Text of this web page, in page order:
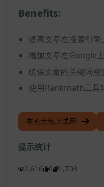
Benefits:
提高文章在搜索引擎
增加文章在Google
确保文章的关键词
使用Rankmath工具
在克劳德上试用
提示统计
2,616 0 1,703